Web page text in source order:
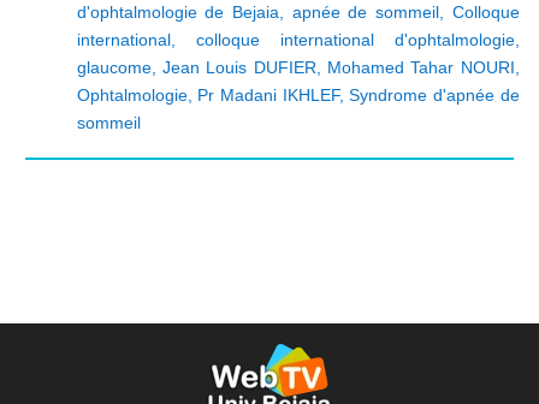
d'ophtalmologie de Bejaia
apnée de sommeil, Colloque
international, colloque international d'ophtalmologie,
glaucome, Jean Louis DUFIER Mohamed Tahar NOURI
Ophtalmologie, Pr Madani IKHLEF,Syndrome d'apnée de
sommeil